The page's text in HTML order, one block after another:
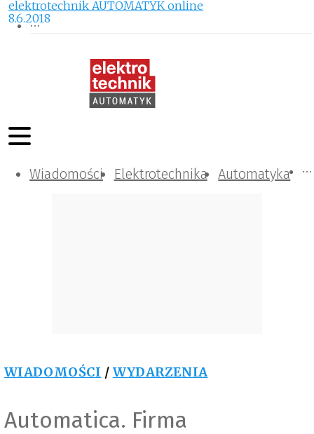
Wiadomości Elektrotechnika Automatyka
Komunikacja i IT
Kontrola
Tematy specjalne
WIADOMOŚCI / WYDARZENIA
Automatica. Firma
elektrotechnik AUTOMATYK online
8.6.2018